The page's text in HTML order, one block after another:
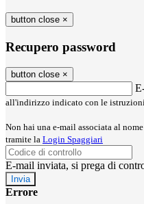
button close ×
Recupero password
button close ×
all'indirizzo indicato con le istruzioni
Non hai una e-mail associata al
tramite la Login Spaggiari
E-mail inviata, si prega di
Errore